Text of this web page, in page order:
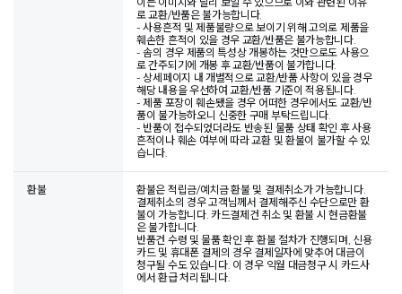
로 교환/반품은 불가능합니다.
- 사용흔적 및 제품불량으로 보이기 위해 고의로 제품을
훼손한 흔적이 있을 경우 교환/반품은 불가능합니다.
- 솜의 경우 제품의 특성상 개봉하는 것만으로도 사용으
로 간주되기에 개봉 후 교환/반품이 불가합니다.
- 상세페이지 내 개별적으로 교환/반품 사항이 있을 경우
해당 내용을 우선하여 교환/반품 기준이 적용됩니다.
- 제품 포장이 훼손됐을 경우 어떠한 경우에서도 교환/반
품이 불가능하오니 신중한 구매 부탁드립니다.
- 반품이 접수되었더라도 반송된 물품 상태 확인 후 사용
흔적이나 훼손 여부에 따라 교환 및 환불이 불가할 수 있
습니다.
환불
환불은 적립금/예치금 환불 및 결제취소가 가능합니다.
결제취소의 경우 고객님께서 결제해주신 수단으로만 환
불이 가능합니다. 카드결제건 취소 및 환불 시 현금환불
은 불가합니다.
반품건 수령 및 물품 확인 후 환불 절차가 진행되며, 신용
카드 및 휴대폰 결제의 경우 결제일자에 맞추어 대금이
청구될 수도 있습니다. 이 경우 익월 대금청구 시 카드사
에서 환급 처리됩니다.